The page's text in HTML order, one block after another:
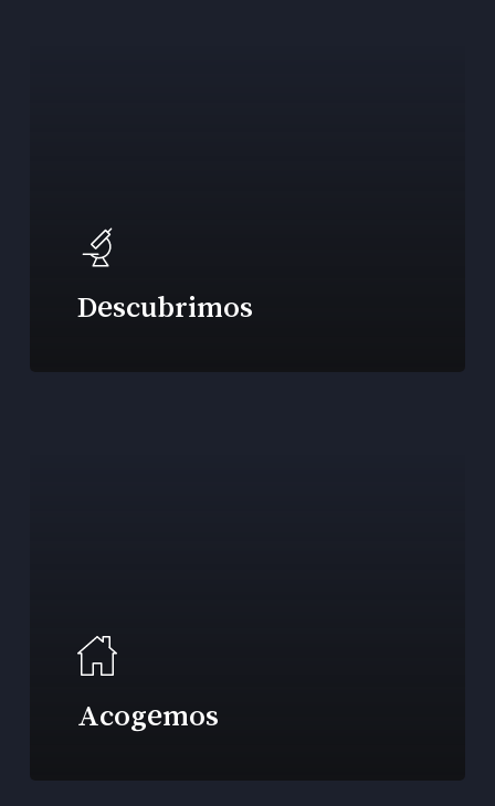
Descubrimos
Acogemos